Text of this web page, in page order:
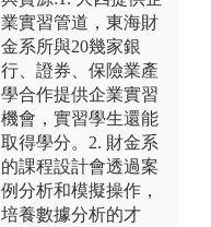
業實習管道，東海財
金系所與20幾家銀
行、證券、保險業產
學合作提供企業實習
機會，實習學生還能
取得學分。2. 財金系
的課程設計會透過案
例分析和模擬操作，
培養數據分析的才